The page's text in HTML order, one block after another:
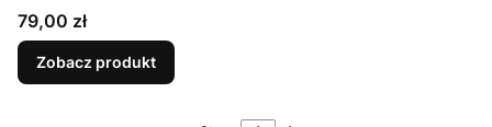
Cena
79,00 zł
Zobacz produkt